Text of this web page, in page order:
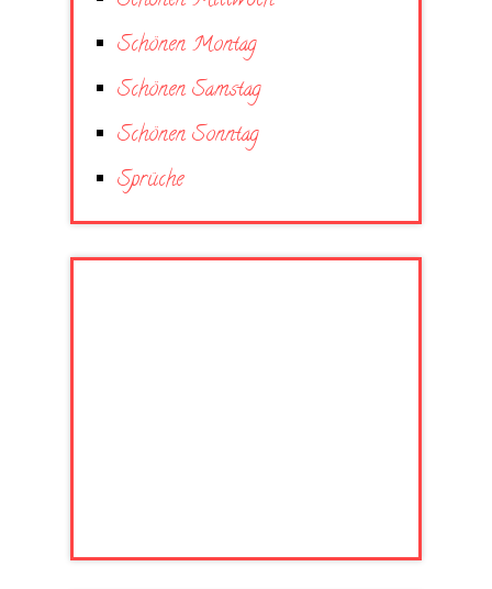
Schönen Montag
Schönen Samstag
Schönen Sonntag
Sprüche